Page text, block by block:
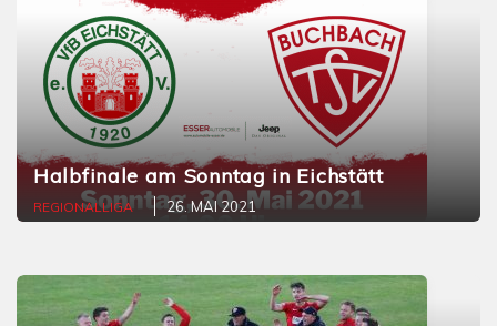
Halbfinale am Sonntag in Eichstätt
REGIONALLIGA 26. MAI 2021